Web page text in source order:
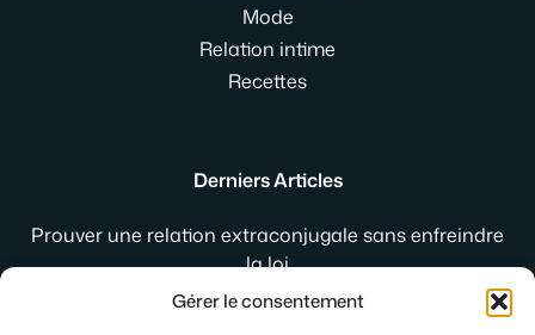
Gérer le consentement
Mode
Relation intime
Recettes
Derniers Articles
Prouver une relation extraconjugale sans enfreindre
la loi
Jogging de ville femme : comment le porter avec style